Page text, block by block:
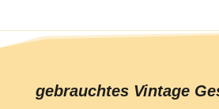
gebrauchtes Vintage